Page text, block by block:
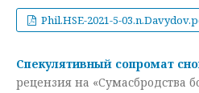
Phil.HSE-2021-5-
Спекулятивный сопромат
рецензия на «Сумасбродства